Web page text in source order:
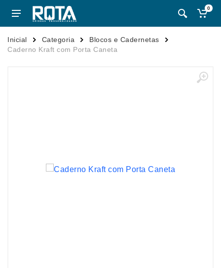
0
Inicial Categoria
Blocos e Cadernetas
Caderno Kraft com Porta Caneta